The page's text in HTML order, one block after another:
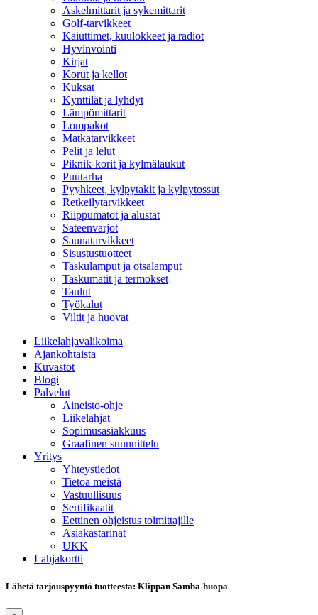
Askelmittarit ja sykemittarit
Golf-tarvikkeet
Kaiuttimet, kuulokkeet ja radiot
Hyvinvointi
Kirjat
Korut ja kellot
Kuksat
Kynttilät ja lyhdyt
Lämpömittarit
Lompakot
Matkatarvikkeet
Pelit ja lelut
Piknik-korit ja kylmälaukut
Puutarha
Pyyhkeet, kylpytakit ja kylpytossut
Retkeilytarvikkeet
Riippumatot ja alustat
Sateenvarjot
Saunatarvikkeet
Sisustustuotteet
Taskulamput ja otsalamput
Taskumatit ja termokset
Taulut
Työkalut
Viltit ja huovat
Liikelahjavalikoima
Ajankohtaista
Kuvastot
Blogi
Palvelut
Aineisto-ohje
Liikelahjat
Sopimusasiakkuus
Graafinen suunnittelu
Yritys
Yhteystiedot
Tietoa meistä
Vastuullisuus
Sertifikaatit
Eettinen ohjeistus toimittajille
Asiakastarinat
UKK
Lahjakortti
Lähetä tarjouspyyntö tuotteesta: Klippan Samba-huopa